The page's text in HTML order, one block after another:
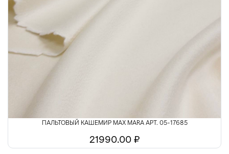
ПАЛЬТОВЫЙ КАШЕМИР MAX MARA АРТ. 05-17685
21990.00 ₽